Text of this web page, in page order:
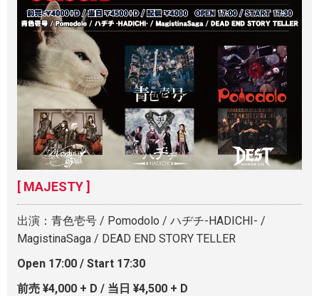
[ MAJESTY ]
出演：青色壱号 / Pomodolo / ハヂチ-HADICHI- /
MagistinaSaga / DEAD END STORY TELLER
Open 17:00 / Start 17:30
前売 ¥4,000 + D / 当日 ¥4,500 + D